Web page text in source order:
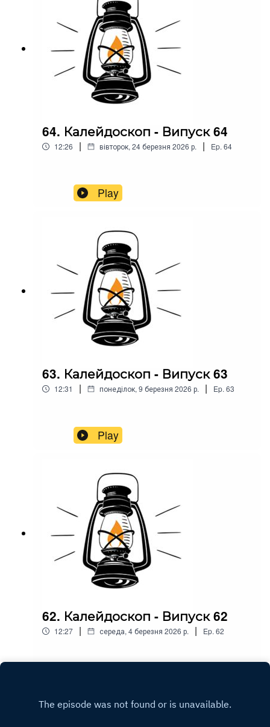
64. Калейдоскоп - Випуск 64
12:26 | вівторок, 24 березня 2026 р. | Ep. 64
Play
63. Калейдоскоп - Випуск 63
12:31 | понеділок, 9 березня 2026 р. | Ep. 63
Play
62. Калейдоскоп - Випуск 62
12:27 | середа, 4 березня 2026 р. | Ep. 62